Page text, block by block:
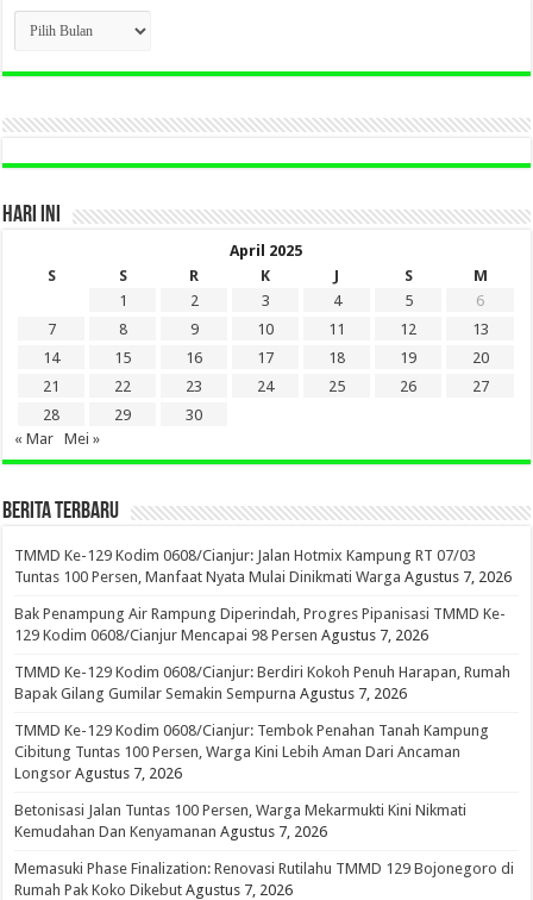
CLICK
BERITA
LAMA
DI
HARI INI
April 2025
S
S R K J S
M
1
2 3 4 5
6
7
8 9 10 11 12
13
14
15 16 17 18 19
20
21
22 23 24 25 26
27
28
29
30
« Mar
Mei »
BERITA TERBARU
TMMD Ke-129 Kodim 0608/Cianjur: Jalan Hotmix Kampung RT 07/03
Tuntas 100 Persen, Manfaat Nyata Mulai Dinikmati Warga Agustus 7, 2026
Bak Penampung Air Rampung Diperindah, Progres Pipanisasi TMMD Ke-
129 Kodim 0608/Cianjur Mencapai 98 Persen Agustus 7, 2026
TMMD Ke-129 Kodim 0608/Cianjur: Berdiri Kokoh Penuh Harapan, Rumah
Bapak Gilang Gumilar Semakin Sempurna Agustus 7, 2026
TMMD Ke-129 Kodim 0608/Cianjur: Tembok Penahan Tanah Kampung
Cibitung Tuntas 100 Persen, Warga Kini Lebih Aman Dari Ancaman
Longsor Agustus 7, 2026
Betonisasi Jalan Tuntas 100 Persen, Warga Mekarmukti Kini Nikmati
Kemudahan Dan Kenyamanan Agustus 7, 2026
Memasuki Phase Finalization: Renovasi Rutilahu TMMD 129 Bojonegoro di
Rumah Pak Koko Dikebut Agustus 7, 2026